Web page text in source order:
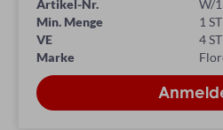
Artikel-Nr.
W/
Min. Menge
1
VE
4
Marke